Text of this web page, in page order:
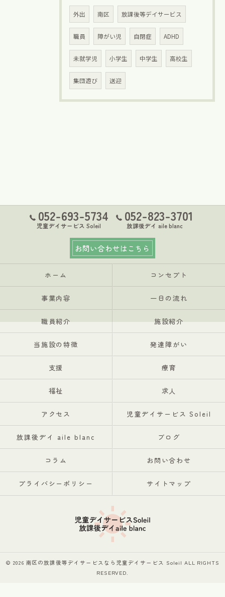
外出 南区 放課後等デイサービス
職員 障がい児 自閉症 ADHD
未就学児 小学生 中学生 高校生
集団遊び 送迎
052-693-5734
児童デイサービス Soleil
052-823-3701
放課後デイ aile blanc
お問い合わせはこちら
ホーム コンセプト
事業内容 一日の流れ
職員紹介 施設紹介
当施設の特徴 発達障がい
支援 療育
福祉 求人
アクセス 児童デイサービス Soleil
放課後デイ aile blanc ブログ
コラム お問い合わせ
プライバシーポリシー サイトマップ
© 2026 南区の放課後等デイサービスなら児童デイサービス Soleil ALL RIGHTS
RESERVED.